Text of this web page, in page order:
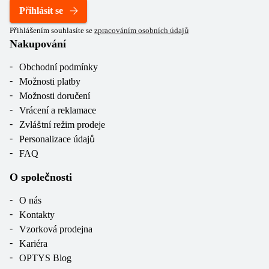
Přihlásit se
Přihlášením souhlasíte se zpracováním osobních údajů
Nakupování
Obchodní podmínky
Možnosti platby
Možnosti doručení
Vrácení a reklamace
Zvláštní režim prodeje
Personalizace údajů
FAQ
O společnosti
O nás
Kontakty
Vzorková prodejna
Kariéra
OPTYS Blog